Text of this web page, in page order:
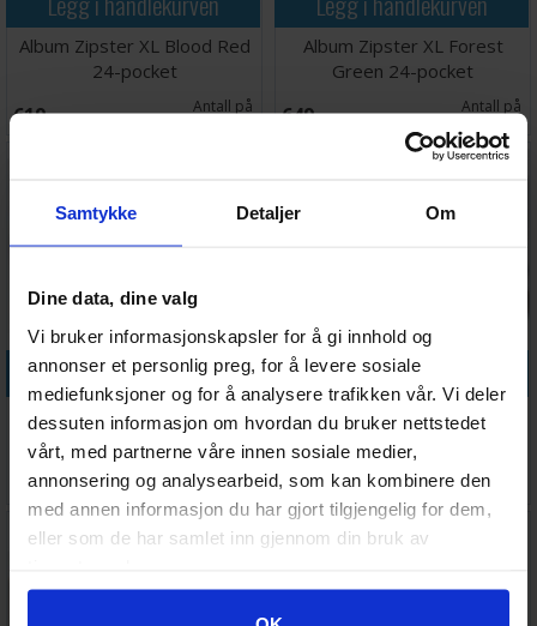
Samtykke Detaljer Om
Dine data, dine valg
Vi bruker informasjonskapsler for å gi innhold og
annonser et personlig preg, for å levere sosiale
mediefunksjoner og for å analysere trafikken vår. Vi deler
dessuten informasjon om hvordan du bruker nettstedet
vårt, med partnerne våre innen sosiale medier,
annonsering og analysearbeid, som kan kombinere den
med annen informasjon du har gjort tilgjengelig for dem,
eller som de har samlet inn gjennom din bruk av
Album Zipster XL Blood Red
24-pocket
619,- Antall på
lager:6
Album Zipster XL Forest
Green 24-pocket
649,- Antall på
lager:4
Legg i handlekurven
Hobbyzone Painting Tools
Stand
199,- Ventes inn
27.08.2026
Legg i handlekurven
Hobbyzone Airbrush Station
689,- Antall på
lager: